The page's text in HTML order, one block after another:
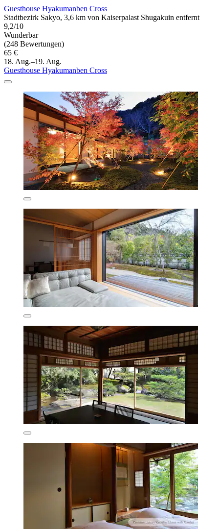
Guesthouse Hyakumanben Cross
Stadtbezirk Sakyo, 3,6 km von Kaiserpalast Shugakuin entfernt
9,2/10
Wunderbar
(248 Bewertungen)
65 €
18. Aug.–19. Aug.
Guesthouse Hyakumanben Cross